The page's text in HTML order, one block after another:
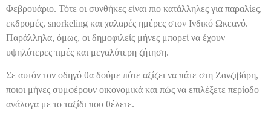
Φεβρουάριο. Τότε οι συνθήκες είναι πιο κατάλληλες για παραλίες,
εκδρομές, snorkeling και χαλαρές ημέρες στον Ινδικό Ωκεανό.
Παράλληλα, όμως, οι δημοφιλείς μήνες μπορεί να έχουν
υψηλότερες τιμές και μεγαλύτερη ζήτηση.
Σε αυτόν τον οδηγό θα δούμε πότε αξίζει να πάτε στη Ζανζιβάρη,
ποιοι μήνες συμφέρουν οικονομικά και πώς να επιλέξετε περίοδο
ανάλογα με το ταξίδι που θέλετε.